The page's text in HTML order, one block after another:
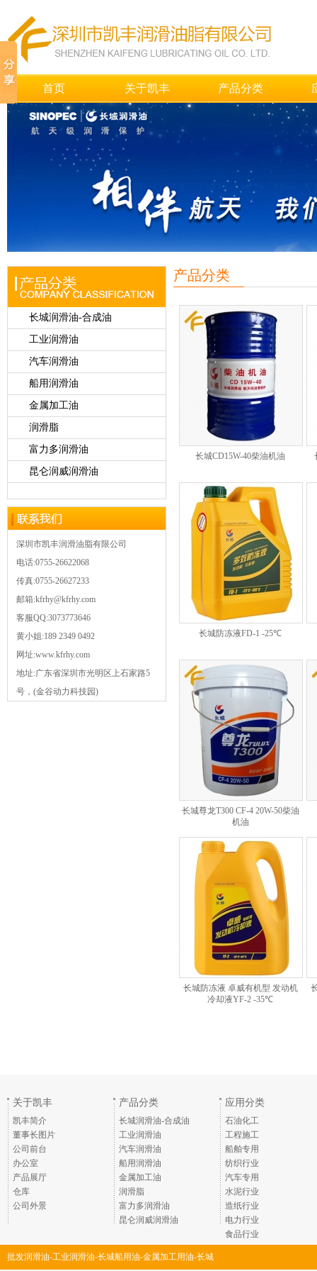
首页 关于凯丰 产品分类
长城润滑油-合成油
工业润滑油
汽车润滑油
船用润滑油
金属加工油
润滑脂
富力多润滑油
昆仑润威润滑油
深圳市凯丰润滑油脂有限公司
电话:0755-26622068
传真:0755-26627233
邮箱:kfrhy@kfrhy.com
客服QQ:3073773646
黄小姐:189 2349 0492
网址:www.kfrhy.com
地址:广东省深圳市光明区上石家路5
号，(金谷动力科技园)
产品分类
长城CD15W-40柴油机油
长城防冻液FD-1 -25℃
长城尊龙T300 CF-4 20W-50柴油
机油
长城防冻液 卓威有机型 发动机
冷却液YF-2 -35℃
关于凯丰
凯丰简介
董事长图片
公司前台
办公室
产品展厅
仓库
公司外景
产品分类
长城润滑油-合成油
工业润滑油
汽车润滑油
船用润滑油
金属加工油
润滑脂
富力多润滑油
昆仑润威润滑油
应用分类
石油化工
工程施工
船舶专用
纺织行业
汽车专用
水泥行业
造纸行业
电力行业
食品行业
批发润滑油-工业润滑油-长城船用油-金属加工用油-长城